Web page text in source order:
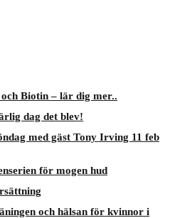
Biotin – lär dig mer..
dag det blev!
med gäst Tony Irving 11 feb
för mogen hud
och hälsan för kvinnor i